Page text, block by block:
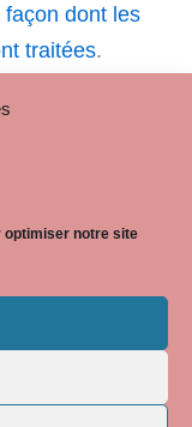
optimiser notre site
dont les
traitées.